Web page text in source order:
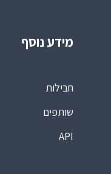
מידע נוסף
חבילות
שותפים
API